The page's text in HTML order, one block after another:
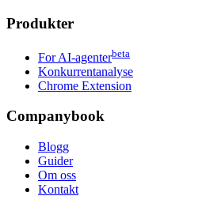
Produkter
For AI-agenterbeta
Konkurrentanalyse
Chrome Extension
Companybook
Blogg
Guider
Om oss
Kontakt